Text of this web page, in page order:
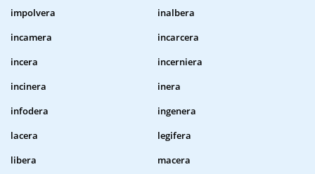
impolvera
inalbera
incamera
incarcera
incera
incerniera
incinera
inera
infodera
ingenera
lacera
legifera
libera
macera